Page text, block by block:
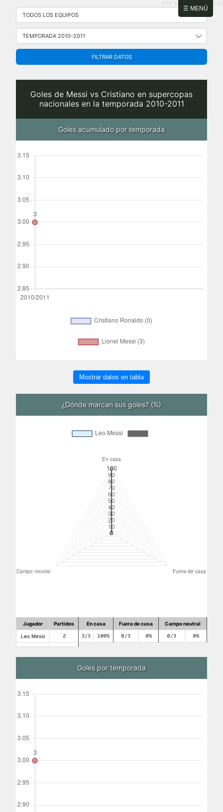
☰ MENÚ
Saltar
contenido
PHP: 8.2.31 | MySQL: 8.0.43
FILTRAR DATOS
Goles de Messi vs Cristiano en supercopas
nacionales en la temporada 2010-2011
Goles acumulado por temporada
Mostrar datos en tabla
¿Dónde marcan sus goles? (%)
Jugador Partidos En casa Fuera de casa Campo neutral
Leo Messi 2 3/3 100% 0/3 0% 0/3 0%
Goles por temporada